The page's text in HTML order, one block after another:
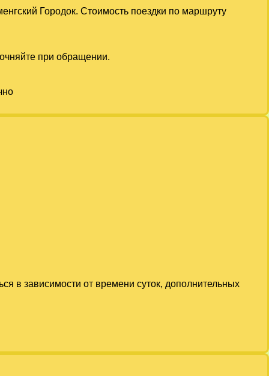
Городок. Стоимость поездки по маршруту
при обращении.
в зависимости от времени суток, дополнительных